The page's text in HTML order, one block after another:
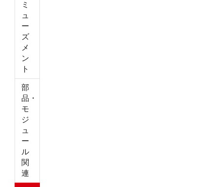
ミ
ュ
ー
ズ
メ
ン
ト
部
品・
モ
ジ
ュ
ー
ル
関
連